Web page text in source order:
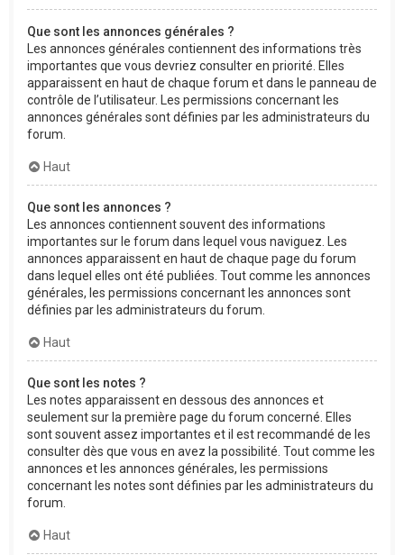
Que sont les annonces générales ?
Les annonces générales contiennent des informations très
importantes que vous devriez consulter en priorité. Elles
apparaissent en haut de chaque forum et dans le panneau de
contrôle de l’utilisateur. Les permissions concernant les
annonces générales sont définies par les administrateurs du
forum.
Haut
Que sont les annonces ?
Les annonces contiennent souvent des informations
importantes sur le forum dans lequel vous naviguez. Les
annonces apparaissent en haut de chaque page du forum
dans lequel elles ont été publiées. Tout comme les annonces
générales, les permissions concernant les annonces sont
définies par les administrateurs du forum.
Haut
Que sont les notes ?
Les notes apparaissent en dessous des annonces et
seulement sur la première page du forum concerné. Elles
sont souvent assez importantes et il est recommandé de les
consulter dès que vous en avez la possibilité. Tout comme les
annonces et les annonces générales, les permissions
concernant les notes sont définies par les administrateurs du
forum.
Haut